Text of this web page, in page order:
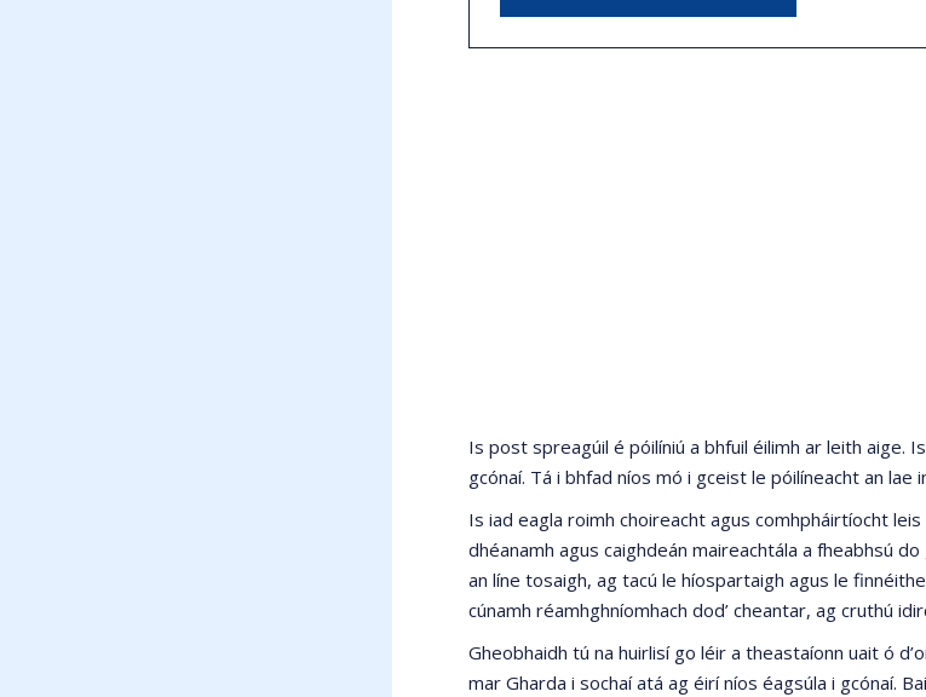
Is post spreagúil é póilíniú a bhfuil éilimh ar leith aige.
gcónaí. Tá i bhfad níos mó i gceist le póilíneacht an lae
Is iad eagla roimh choireacht agus comhpháirtíocht
dhéanamh agus caighdeán maireachtála a fheabhsú
an líne tosaigh, ag tacú le híospartaigh agus le
cúnamh réamhghníomhach dod’ cheantar, ag cruthú
Gheobhaidh tú na huirlisí go léir a theastaíonn uait ó
mar Gharda i sochaí atá ag éirí níos éagsúla i gcónaí.